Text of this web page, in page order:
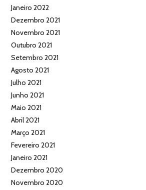
Janeiro 2022
Dezembro 2021
Novembro 2021
Outubro 2021
Setembro 2021
Agosto 2021
Julho 2021
Junho 2021
Maio 2021
Abril 2021
Março 2021
Fevereiro 2021
Janeiro 2021
Dezembro 2020
Novembro 2020